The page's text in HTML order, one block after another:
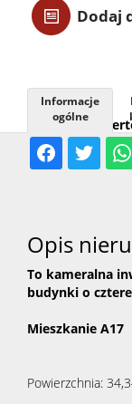
Dodaj
Udostępnij
Informacje
ogólne
Opis
To kameralna
budynki o
Mieszkanie A17
Powierzchnia: